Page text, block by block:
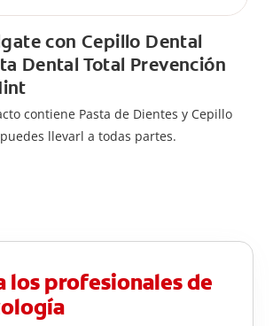
con Cepillo Dental
Dental Total Prevención
contiene Pasta de Dientes y Cepillo
llevarl a todas partes.
los profesionales de